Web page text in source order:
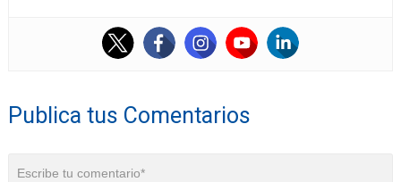
Publica tus Comentarios